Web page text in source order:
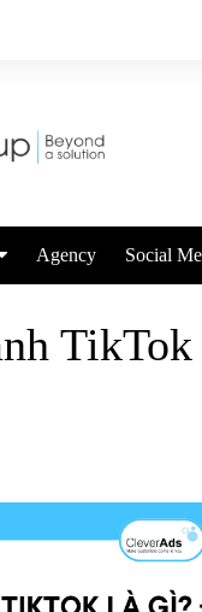
Agency Social
TikTok